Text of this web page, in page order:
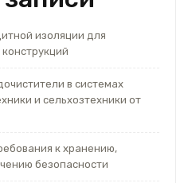
изоляции для
в системах
и сельхозтехники от
к хранению,
безопасности